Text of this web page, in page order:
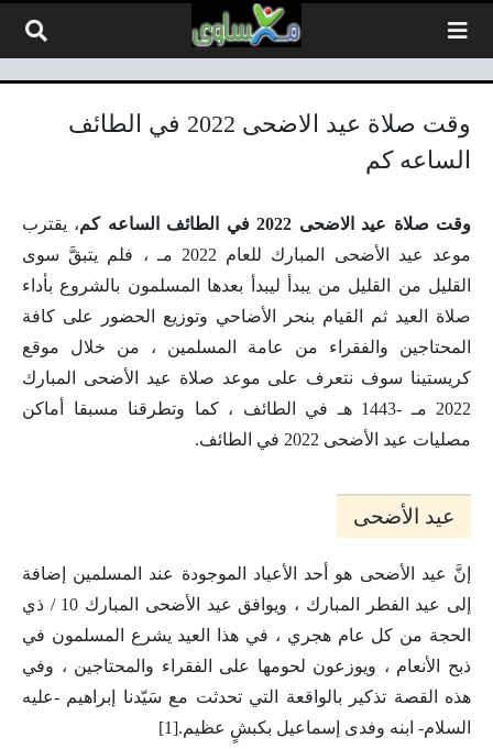
وقت صلاة عيد الاضحى 2022 في الطائف
الساعه كم
وقت صلاة عيد الاضحى 2022 في الطائف الساعه كم
، يقترب
موعد عيد الأضحى المبارك للعام 2022 مـ ، فلم يتبقَّ سوى
القليل من القليل من يبدأ ليبدأ بعدها المسلمون بالشروع بأداء
صلاة العيد ثم القيام بنحر الأضاحي وتوزيع الحضور على كافة
المحتاجين والفقراء من عامة المسلمين ، من خلال موقع
كريستينا سوف نتعرف على موعد صلاة عيد الأضحى المبارك
2022 مـ -1443 هـ في الطائف ، كما وتطرقنا مسبقا أماكن
مصليات عيد الأضحى 2022 في الطائف.
عيد الأضحى
إنَّ عيد الأضحى هو أحد الأعياد الموجودة عند المسلمين إضافة
إلى عيد الفطر المبارك ، ويوافق عيد الأضحى المبارك 10 / ذي
الحجة من كل عام هجري ، في هذا العيد يشرع المسلمون في
ذبح الأنعام ، ويوزعون لحومها على الفقراء والمحتاجين ، وفي
هذه القصة تذكير بالواقعة التي تحدثت مع سَيّدنا إبراهيم -عليه
السلام- ابنه وفدى إسماعيل بكبشٍ عظيم.[1]